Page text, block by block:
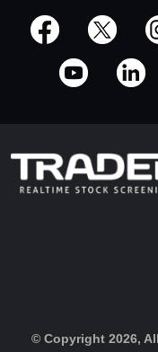
offizielle Social Media-
© Copyright 2026,